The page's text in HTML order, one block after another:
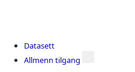
Datasett
Allmenn tilgang